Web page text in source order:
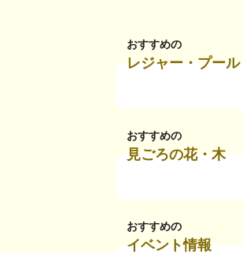
おすすめの
レジャー・プール
おすすめの
見ごろの花・木
おすすめの
イベント情報